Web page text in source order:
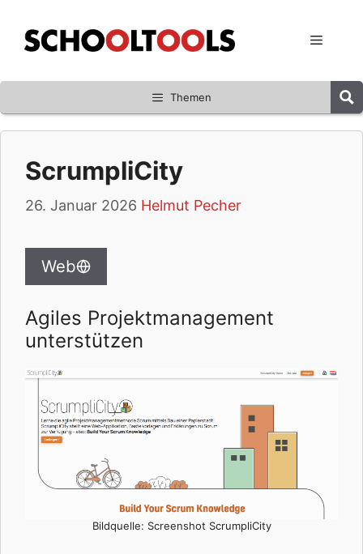
Inhalt
springen
Menü
Themen
ScrumpliCity
26. Januar 2026 Helmut Pecher
Web
Agiles Projektmanagement
unterstützen
Bildquelle: Screenshot ScrumpliCity